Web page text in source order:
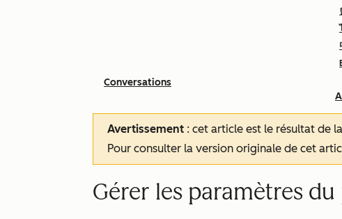
Conversations
Avertissement : cet article est le résultat de
Pour consulter la version originale de cet
Gérer les paramètres